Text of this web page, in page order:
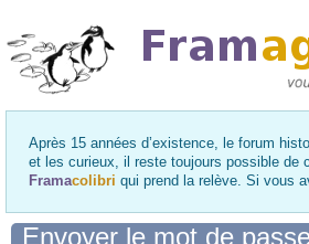
Après 15 années d’existence, le forum
et les curieux, il reste toujours possible de
Framacolibri qui prend la relève. Si vous
Envoyer le mot de